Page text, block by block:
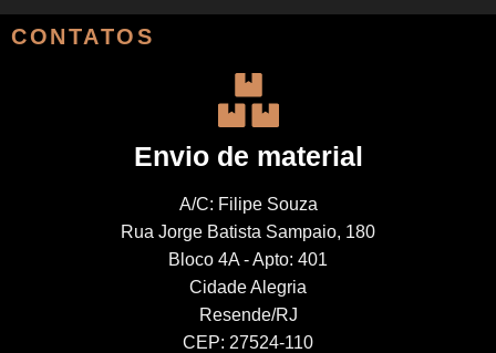
CONTATOS
Envio de material
A/C: Filipe Souza
Rua Jorge Batista Sampaio, 180
Bloco 4A - Apto: 401
Cidade Alegria
Resende/RJ
CEP: 27524-110